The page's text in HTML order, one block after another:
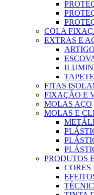
COLA
EXTRAS E
FITAS
FIXAÇÃO E
MOLAS AÇO
MOLAS E
PRODUTOS
CORES